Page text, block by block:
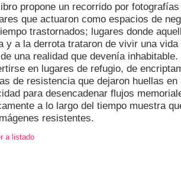
propone un recorrido por
que actuaron como espacios de
trastornados; lugares donde
y a la derrota trataron de vivir una
una realidad que devenía
en lugares de refugio, de
de resistencia que dejaron huellas
para desencadenar flujos
a lo largo del tiempo muestra
resistentes.
a listado